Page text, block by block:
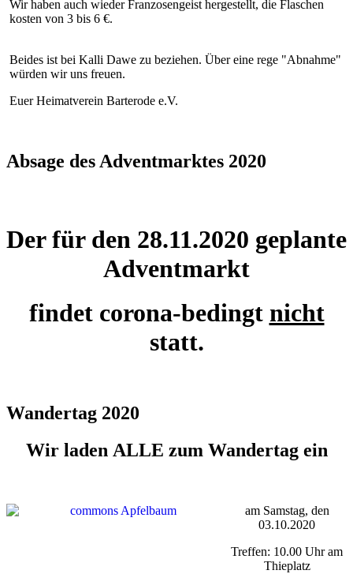
Wir haben auch wieder Franzosengeist hergestellt, die Flaschen
kosten von 3 bis 6 €.
Beides ist bei Kalli Dawe zu beziehen. Über eine rege "Abnahme"
würden wir uns freuen.
Euer Heimatverein Barterode e.V.
Absage des Adventmarktes 2020
Der für den 28.11.2020 geplante
Adventmarkt
findet corona-bedingt nicht
statt.
Wandertag 2020
Wir laden ALLE zum Wandertag ein
am Samstag, den
03.10.2020
Treffen: 10.00 Uhr am
Thieplatz